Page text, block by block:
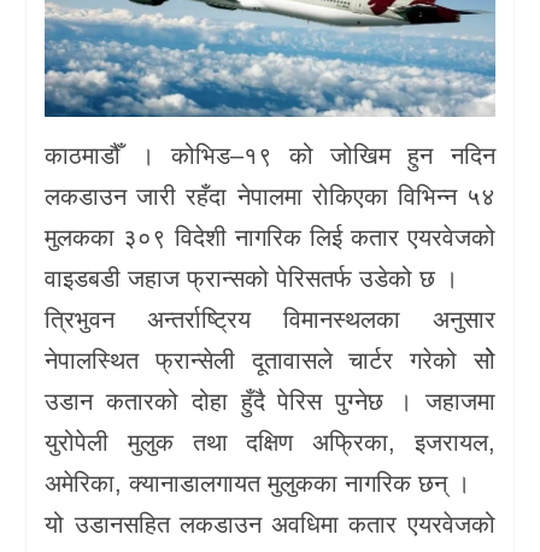
रोचक
विचार/
अन्तर्वार्ता
काठमाडौँ । कोभिड–१९ को जोखिम हुन नदिन
लकडाउन जारी रहँदा नेपालमा रोकिएका विभिन्न ५४
मुलकका ३०९ विदेशी नागरिक लिई कतार एयरवेजको
वाइडबडी जहाज फ्रान्सको पेरिसतर्फ उडेको छ ।
त्रिभुवन अन्तर्राष्ट्रिय विमानस्थलका अनुसार
नेपालस्थित फ्रान्सेली दूतावासले चार्टर गरेको सोे
उडान कतारको दोहा हुँदै पेरिस पुग्नेछ । जहाजमा
युरोपेली मुलुक तथा दक्षिण अफ्रिका, इजरायल,
अमेरिका, क्यानाडालगायत मुलुकका नागरिक छन् ।
यो उडानसहित लकडाउन अवधिमा कतार एयरवेजको